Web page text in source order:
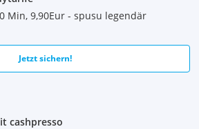
Min, 9,90Eur - spusu legendär
Jetzt sichern!
cashpresso